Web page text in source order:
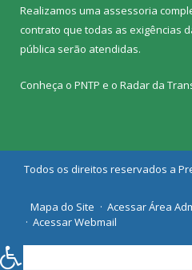
Realizamos uma assessoria
contrato que todas as exigências
pública serão atendidas.
Conheça o PNTP e o Radar da
Todos os direitos reservados a
Mapa do Site
Acessar Área
Acessar Webmail